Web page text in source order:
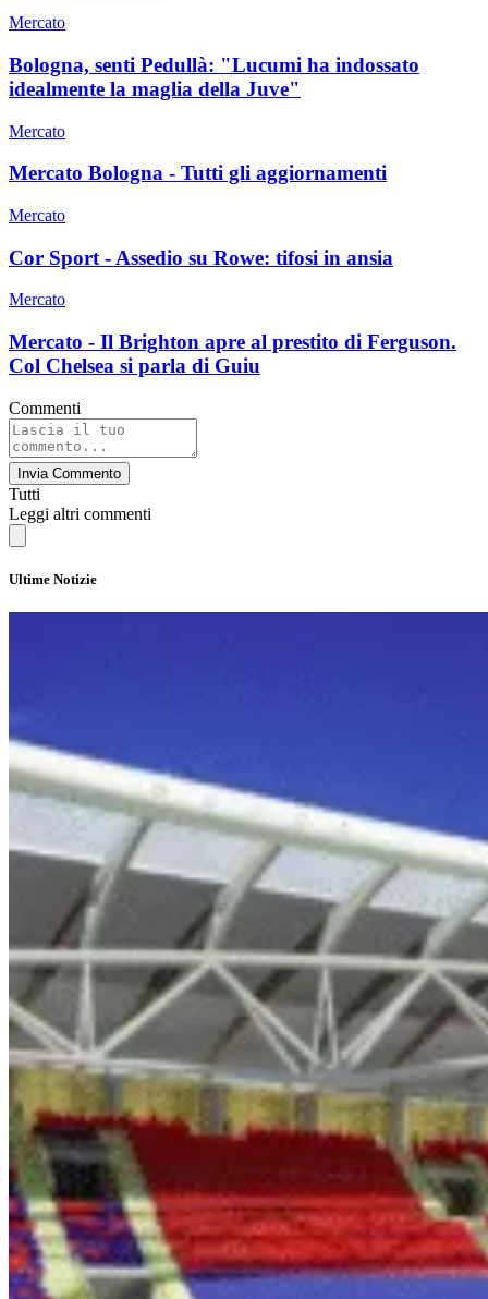
Mercato
Bologna, senti Pedullà: "Lucumi ha indossato
idealmente la maglia della Juve"
Mercato
Mercato Bologna - Tutti gli aggiornamenti
Mercato
Cor Sport - Assedio su Rowe: tifosi in ansia
Mercato
Mercato - Il Brighton apre al prestito di Ferguson.
Col Chelsea si parla di Guiu
Commenti
Invia Commento
Tutti
Leggi altri commenti
Ultime Notizie